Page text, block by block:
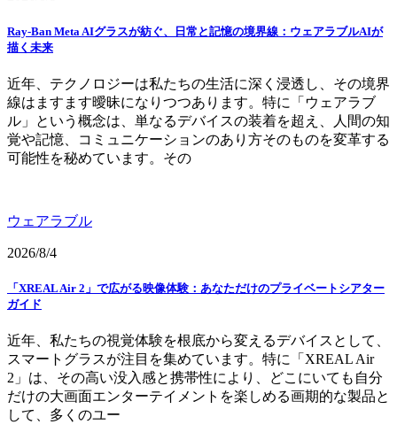
Ray-Ban Meta AIグラスが紡ぐ、日常と記憶の境界線：ウェアラブルAIが
描く未来
近年、テクノロジーは私たちの生活に深く浸透し、その境界
線はますます曖昧になりつつあります。特に「ウェアラブ
ル」という概念は、単なるデバイスの装着を超え、人間の知
覚や記憶、コミュニケーションのあり方そのものを変革する
可能性を秘めています。その
ウェアラブル
2026/8/4
「XREAL Air 2」で広がる映像体験：あなただけのプライベートシアター
ガイド
近年、私たちの視覚体験を根底から変えるデバイスとして、
スマートグラスが注目を集めています。特に「XREAL Air
2」は、その高い没入感と携帯性により、どこにいても自分
だけの大画面エンターテイメントを楽しめる画期的な製品と
して、多くのユー